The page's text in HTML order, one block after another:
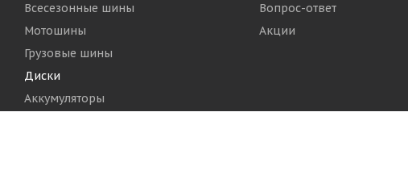
Всесезонные шины
Мотошины
Грузовые шины
Диски
Аккумуляторы
Вопрос-ответ
Акции